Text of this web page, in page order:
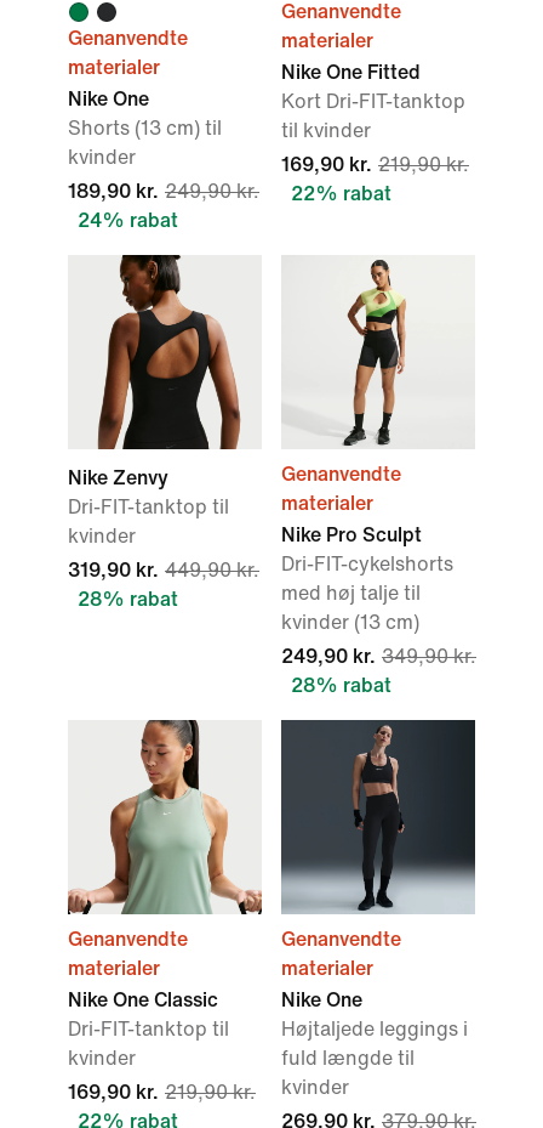
Genanvendte
materialer
Nike One
Shorts (13 cm) til
kvinder
189,90 kr. 249,90 kr.
24% rabat
Genanvendte
materialer
Nike One Fitted
Kort Dri-FIT-tanktop
til kvinder
169,90 kr. 219,90 kr.
22% rabat
Nike Zenvy
Dri-FIT-tanktop til
kvinder
319,90 kr. 449,90 kr.
28% rabat
Genanvendte
materialer
Nike Pro Sculpt
Dri-FIT-cykelshorts
med høj talje til
kvinder (13 cm)
249,90 kr. 349,90 kr.
28% rabat
Genanvendte
materialer
Nike One Classic
Dri-FIT-tanktop til
kvinder
169,90 kr. 219,90 kr.
22% rabat
Genanvendte
materialer
Nike One
Højtaljede leggings i
fuld længde til
kvinder
269,90 kr. 379,90 kr.